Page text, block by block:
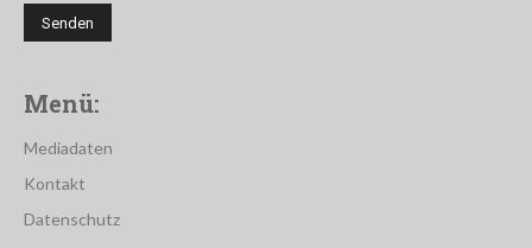
Menü:
Mediadaten
Kontakt
Datenschutz